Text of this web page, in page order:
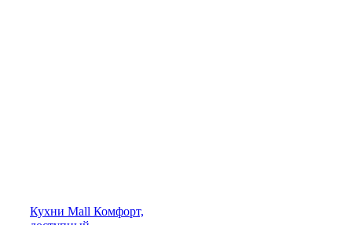
Кухни Mall Комфорт,